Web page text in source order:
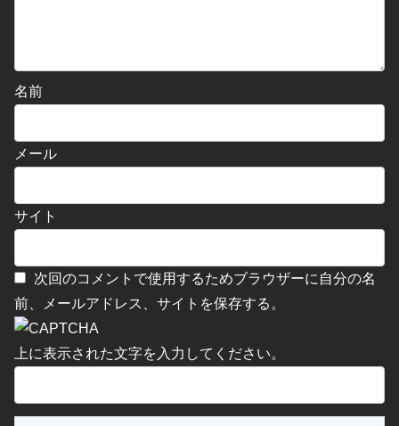
名前
メール
サイト
次回のコメントで使用するためブラウザーに自分の名
前、メールアドレス、サイトを保存する。
上に表示された文字を入力してください。